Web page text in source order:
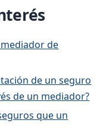
de
de un seguro
de un mediador?
que un